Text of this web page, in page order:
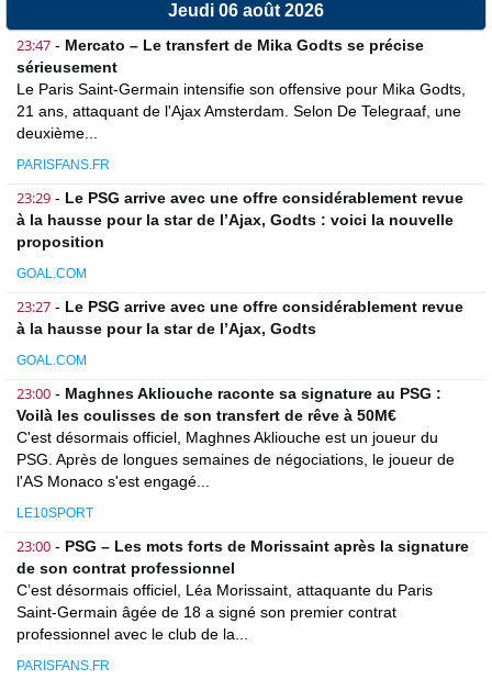
Jeudi 06 août 2026
23:47 - Mercato – Le transfert de Mika Godts se précise
sérieusement
Le Paris Saint-Germain intensifie son offensive pour Mika Godts,
21 ans, attaquant de l'Ajax Amsterdam. Selon De Telegraaf, une
deuxième...
PARISFANS.FR
23:29 - Le PSG arrive avec une offre considérablement revue
à la hausse pour la star de l’Ajax, Godts : voici la nouvelle
proposition
GOAL.COM
23:27 - Le PSG arrive avec une offre considérablement revue
à la hausse pour la star de l’Ajax, Godts
GOAL.COM
23:00 - Maghnes Akliouche raconte sa signature au PSG :
Voilà les coulisses de son transfert de rêve à 50M€
C'est désormais officiel, Maghnes Akliouche est un joueur du
PSG. Après de longues semaines de négociations, le joueur de
l'AS Monaco s'est engagé...
LE10SPORT
23:00 - PSG – Les mots forts de Morissaint après la signature
de son contrat professionnel
C’est désormais officiel, Léa Morissaint, attaquante du Paris
Saint-Germain âgée de 18 a signé son premier contrat
professionnel avec le club de la...
PARISFANS.FR